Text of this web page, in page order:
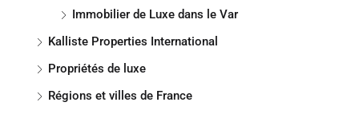
Immobilier de Luxe dans le Var
Kalliste Properties International
Propriétés de luxe
Régions et villes de France